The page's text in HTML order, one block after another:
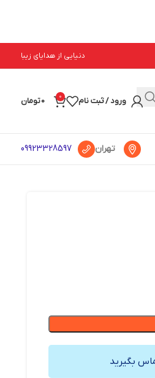
دنیایی از هدایای زیبا
ورود / ثبت نام 0
0تومان
تهران 09923328597
بگیرید